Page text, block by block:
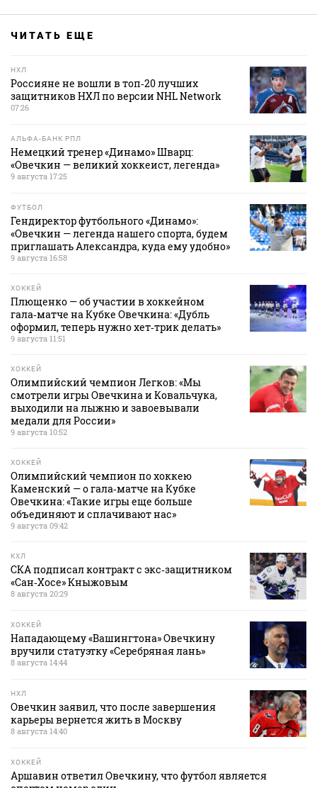
ЧИТАТЬ ЕЩЕ
НХЛ
Россияне не вошли в топ‑20 лучших
защитников НХЛ по версии NHL Network
07:26
АЛЬФА-БАНК РПЛ
Немецкий тренер «Динамо» Шварц:
«Овечкин — великий хоккеист, легенда»
9 августа 17:25
ФУТБОЛ
Гендиректор футбольного «Динамо»:
«Овечкин — легенда нашего спорта, будем
приглашать Александра, куда ему удобно»
9 августа 16:58
ХОККЕЙ
Плющенко — об участии в хоккейном
гала‑матче на Кубке Овечкина: «Дубль
оформил, теперь нужно хет‑трик делать»
9 августа 11:51
ХОККЕЙ
Олимпийский чемпион Легков: «Мы
смотрели игры Овечкина и Ковальчука,
выходили на лыжню и завоевывали
медали для России»
9 августа 10:52
ХОККЕЙ
Олимпийский чемпион по хоккею
Каменский — о гала‑матче на Кубке
Овечкина: «Такие игры еще больше
объединяют и сплачивают нас»
9 августа 09:42
КХЛ
СКА подписал контракт с экс‑защитником
«Сан‑Хосе» Кныжовым
8 августа 20:29
ХОККЕЙ
Нападающему «Вашингтона» Овечкину
вручили статуэтку «Серебряная лань»
8 августа 14:44
НХЛ
Овечкин заявил, что после завершения
карьеры вернется жить в Москву
8 августа 14:40
ХОККЕЙ
Аршавин ответил Овечкину, что футбол является